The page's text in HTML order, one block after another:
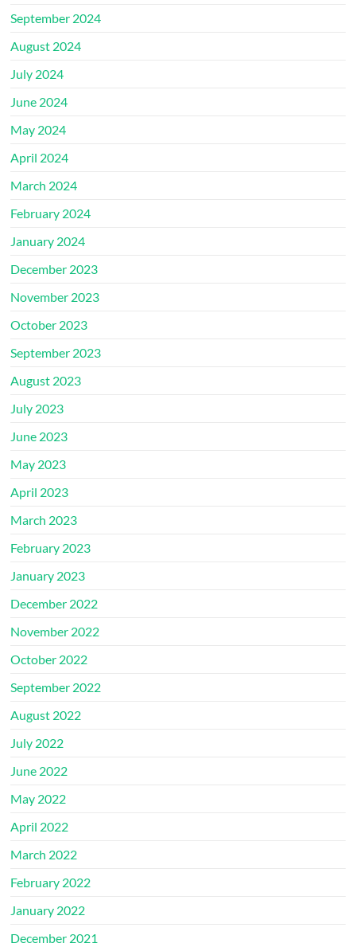
September 2024
August 2024
July 2024
June 2024
May 2024
April 2024
March 2024
February 2024
January 2024
December 2023
November 2023
October 2023
September 2023
August 2023
July 2023
June 2023
May 2023
April 2023
March 2023
February 2023
January 2023
December 2022
November 2022
October 2022
September 2022
August 2022
July 2022
June 2022
May 2022
April 2022
March 2022
February 2022
January 2022
December 2021